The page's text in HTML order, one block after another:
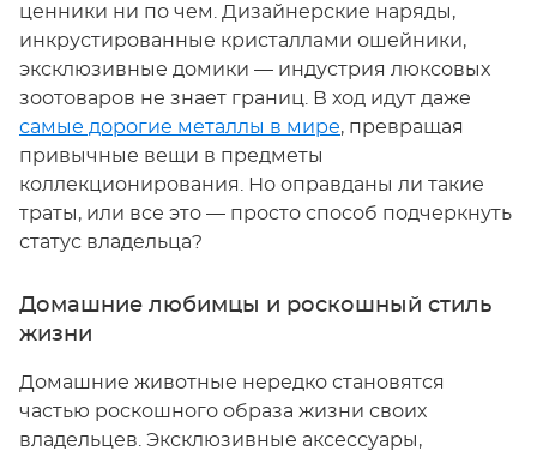
ценники ни по чем. Дизайнерские наряды,
инкрустированные кристаллами ошейники,
эксклюзивные домики — индустрия люксовых
зоотоваров не знает границ. В ход идут даже
самые дорогие металлы в мире, превращая
привычные вещи в предметы
коллекционирования. Но оправданы ли такие
траты, или все это — просто способ подчеркнуть
статус владельца?
Домашние любимцы и роскошный стиль
жизни
Домашние животные нередко становятся
частью роскошного образа жизни своих
владельцев. Эксклюзивные аксессуары,